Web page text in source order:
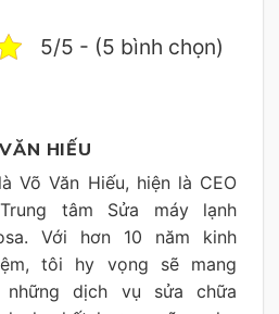
5/5 - (5 bình chọn)
HIẾU
Võ Văn Hiếu, hiện là CEO
tâm Sửa máy lạnh
Với hơn 10 năm kinh
tôi hy vọng sẽ mang
những dịch vụ sửa chữa